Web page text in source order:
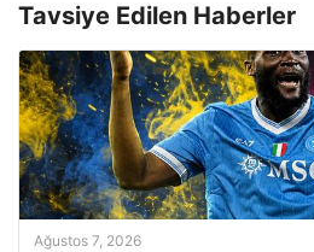
Tavsiye Edilen Haberler
Ağustos 7, 2026